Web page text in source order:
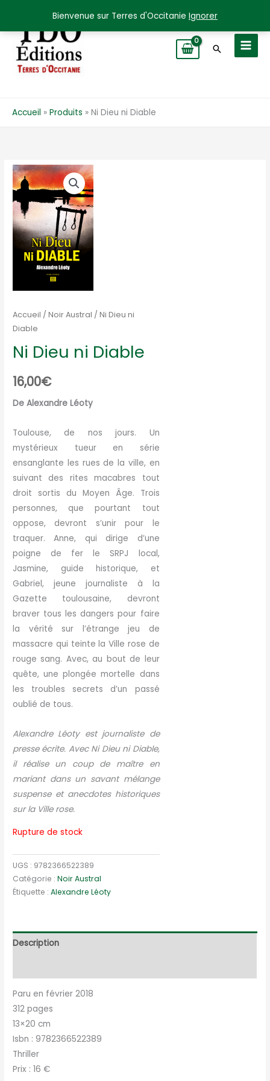
Bienvenue sur Terres d'Occitanie Ignorer
contenu
Accueil Produits Ni Dieu ni Diable
Accueil /Noir Austral / Ni Dieu ni
Diable
Ni Dieu ni Diable
16,00€
De Alexandre Léoty
Toulouse, de nos jours. Un
mystérieux tueur en série
ensanglante les rues de la ville, en
suivant des rites macabres tout
droit sortis du Moyen Âge. Trois
personnes, que pourtant tout
oppose, devront s’unir pour le
traquer. Anne, qui dirige d’une
poigne de fer le SRPJ local,
Jasmine, guide historique, et
Gabriel, jeune journaliste à la
Gazette toulousaine, devront
braver tous les dangers pour faire
la vérité sur l’étrange jeu de
massacre qui teinte la Ville rose de
rouge sang. Avec, au bout de leur
quête, une plongée mortelle dans
les troubles secrets d’un passé
oublié de tous.
Alexandre Léoty est journaliste de
presse écrite. Avec Ni Dieu ni Diable,
il réalise un coup de maître en
mariant dans un savant mélange
suspense et anecdotes historiques
sur la Ville rose.
Rupture de stock
UGS : 9782366522389
Catégorie :Noir Austral
Étiquette :Alexandre Léoty
Description
Paru en février 2018
312 pages
13×20 cm
Isbn : 9782366522389
Thriller
Prix : 16 €